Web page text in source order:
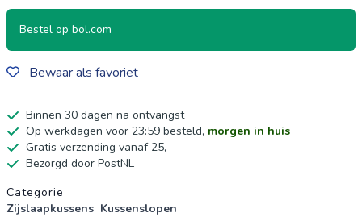
Bestel op bol.com
Bewaar als favoriet
Binnen 30 dagen na ontvangst
Op werkdagen voor 23:59 besteld, morgen in huis
Gratis verzending vanaf 25,-
Bezorgd door PostNL
Productgegevens
Categorie
Zijslaapkussens Kussenslopen